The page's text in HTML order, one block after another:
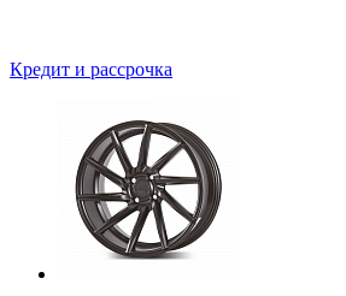
Кредит и рассрочка